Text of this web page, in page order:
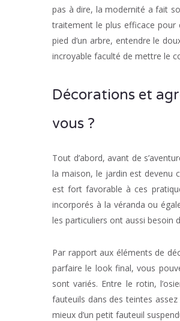
pas à dire, la modernité a fait
traitement le plus efficace pour
pied d’un arbre, entendre le
incroyable faculté de mettre le
Décorations et
vous ?
Tout d’abord, avant de
la maison, le jardin est devenu
est fort favorable à ces
incorporés à la véranda ou
les particuliers ont aussi besoin
Par rapport aux éléments de
parfaire le look final, vous
sont variés. Entre le rotin,
fauteuils dans des teintes
mieux d’un petit fauteuil